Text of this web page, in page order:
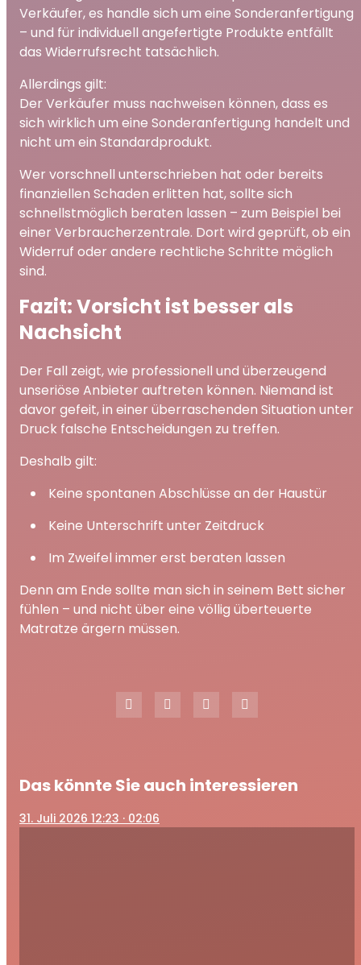
Verkäufer, es handle sich um eine Sonderanfertigung
– und für individuell angefertigte Produkte entfällt
das Widerrufsrecht tatsächlich.
Allerdings gilt:
Der Verkäufer muss nachweisen können, dass es
sich wirklich um eine Sonderanfertigung handelt und
nicht um ein Standardprodukt.
Wer vorschnell unterschrieben hat oder bereits
finanziellen Schaden erlitten hat, sollte sich
schnellstmöglich beraten lassen – zum Beispiel bei
einer Verbraucherzentrale. Dort wird geprüft, ob ein
Widerruf oder andere rechtliche Schritte möglich
sind.
Fazit: Vorsicht ist besser als
Nachsicht
Der Fall zeigt, wie professionell und überzeugend
unseriöse Anbieter auftreten können. Niemand ist
davor gefeit, in einer überraschenden Situation unter
Druck falsche Entscheidungen zu treffen.
Deshalb gilt:
Keine spontanen Abschlüsse an der Haustür
Keine Unterschrift unter Zeitdruck
Im Zweifel immer erst beraten lassen
Denn am Ende sollte man sich in seinem Bett sicher
fühlen – und nicht über eine völlig überteuerte
Matratze ärgern müssen.
Das könnte Sie auch interessieren
31. Juli 2026 12:23 · 02:06